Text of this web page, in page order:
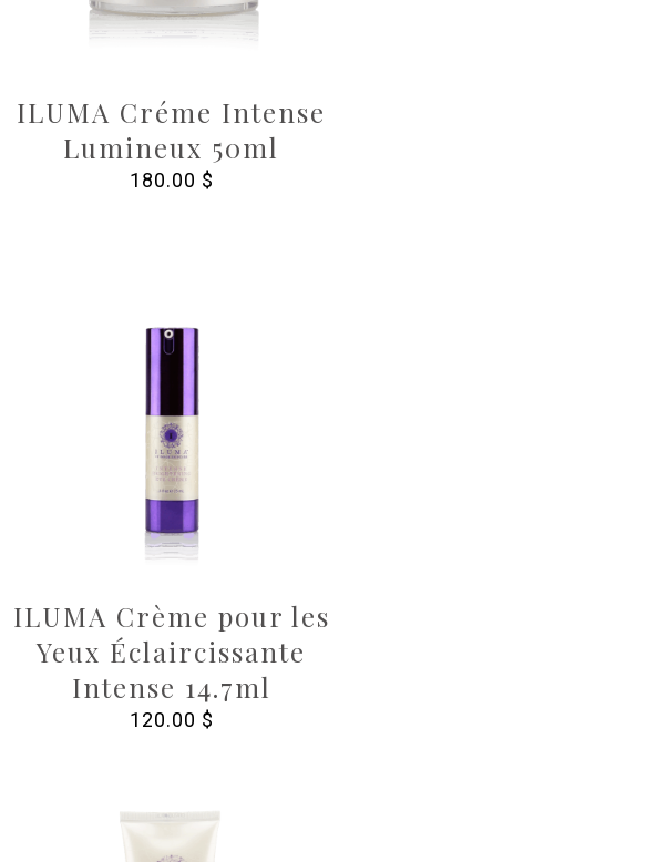
ILUMA Créme Intense
Lumineux 50ml
180.00 $
ILUMA Crème pour les
Yeux Éclaircissante
Intense 14.7ml
120.00 $